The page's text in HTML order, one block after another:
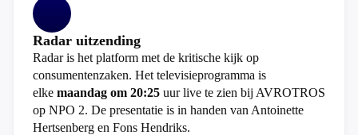
Radar uitzending
Radar is het platform met de kritische kijk op
consumentenzaken. Het televisieprogramma is
elke maandag om 20:25 uur live te zien bij AVROTROS
op NPO 2. De presentatie is in handen van Antoinette
Hertsenberg en Fons Hendriks.